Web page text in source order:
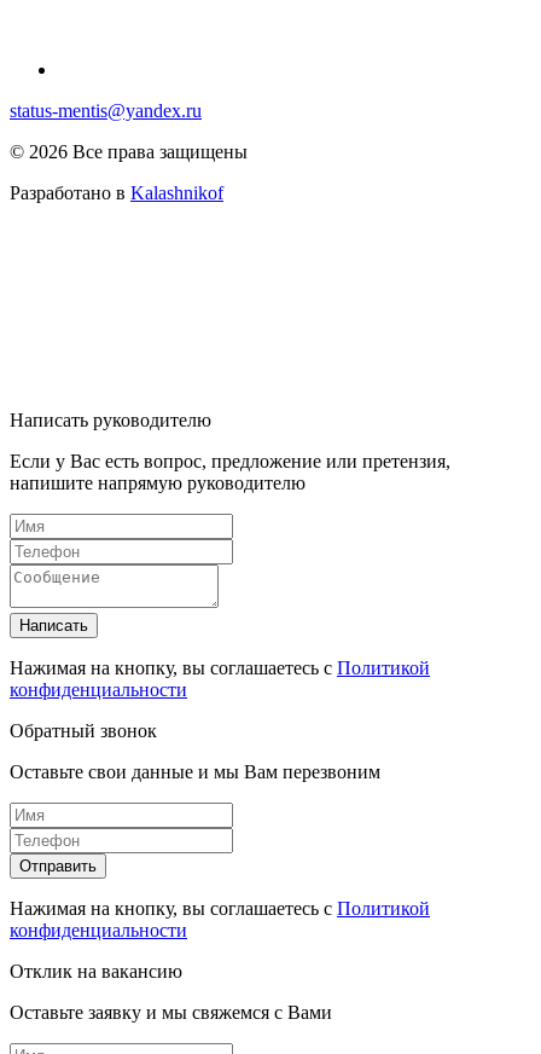
status-mentis@yandex.ru
© 2026 Все права защищены
Разработано в Kalashnikof
Написать руководителю
Если у Вас есть вопрос, предложение или претензия,
напишите напрямую руководителю
Написать
Нажимая на кнопку, вы соглашаетесь с Политикой
конфиденциальности
Обратный звонок
Оставьте свои данные и мы Вам перезвоним
Отправить
Нажимая на кнопку, вы соглашаетесь с Политикой
конфиденциальности
Отклик на вакансию
Оставьте заявку и мы свяжемся с Вами